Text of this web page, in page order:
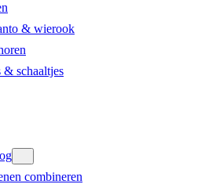
& wierook
& schaaltjes
combineren